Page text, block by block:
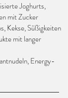
Joghurts,
mit Zucker
Kekse, Süßigkeiten
mit langer
Energy-